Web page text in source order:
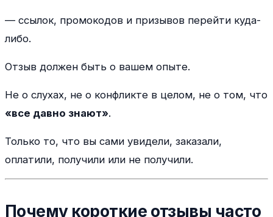
— ссылок, промокодов и призывов перейти куда-
либо.
Отзыв должен быть о вашем опыте.
Не о слухах, не о конфликте в целом, не о том, что
«все давно знают».
Только то, что вы сами увидели, заказали,
оплатили, получили или не получили.
Почему короткие отзывы часто